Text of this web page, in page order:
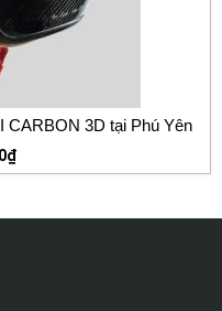
CARBON 3D tại Phú Yên
₫